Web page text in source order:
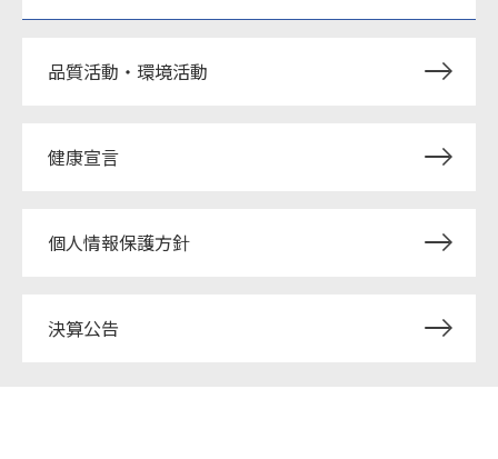
品質活動・環境活動
健康宣言
個人情報保護方針
決算公告